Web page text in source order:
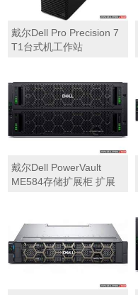
戴尔Dell Pro Precision 7
T1台式机工作站
戴尔Dell PowerVault
ME584存储扩展柜 扩展
ME5224，ME5284等主
存储扩展）